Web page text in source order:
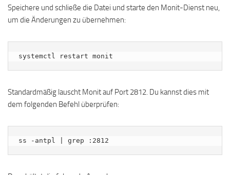
Speichere und schließe die Datei und starte den Monit-Dienst neu,
um die Änderungen zu übernehmen:
systemctl restart monit
Standardmäßig lauscht Monit auf Port 2812. Du kannst dies mit
dem folgenden Befehl überprüfen:
ss -antpl | grep :2812